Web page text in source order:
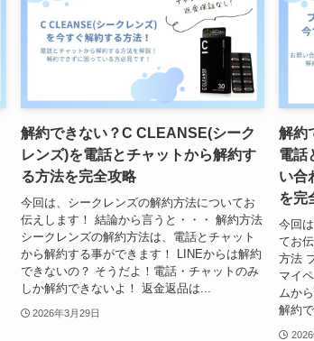
解約できない？C CLEANSE(シーク
レンズ)を電話とチャットから解約す
る方法を完全攻略
今回は、シークレンズの解約方法についてお
伝えします！ 結論から言うと・・・ 解約方法
シークレンズの解約方法は、電話とチャット
から解約する事ができます！ LINEからは解約
できないの？ そうだよ！電話・チャットのみ
しか解約できないよ！ 返金返品は...
2026年3月29日
解約
電話
い合
を完
今回
てお
方法
マイ
ムか
解約